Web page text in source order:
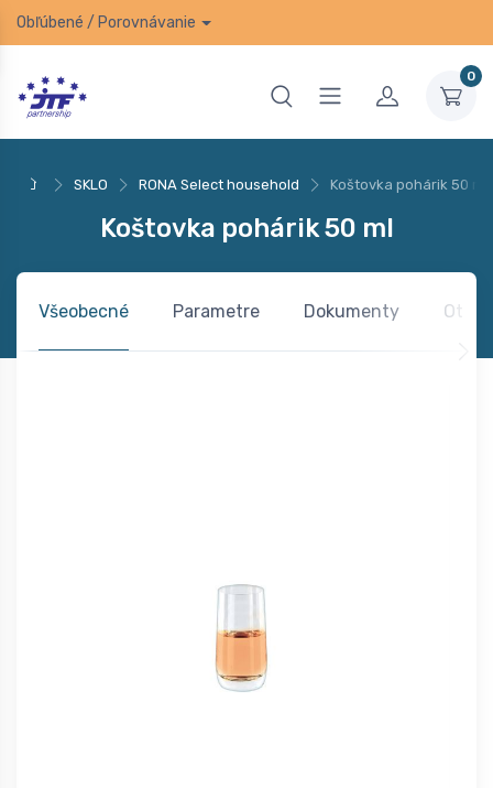
Obľúbené / Porovnávanie
0
SKLO RONA Select household Koštovka pohárik 50 ml
Koštovka pohárik 50 ml
Všeobecné Parametre Dokumenty